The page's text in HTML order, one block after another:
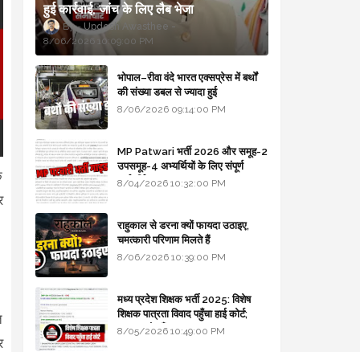
हुई कार्रवाई, जांच के लिए लैब भेजा
Updesh Awasthee
8/06/2026 10:09:00 PM
भोपाल–रीवा वंदे भारत एक्सप्रेस में बर्थों
की संख्या डबल से ज्यादा हुई
8/06/2026 09:14:00 PM
MP Patwari भर्ती 2026 और समूह-2
उपसमूह-4 अभ्यर्थियों के लिए संपूर्ण
मार्गदर्शिका
8/04/2026 10:32:00 PM
राहुकाल से डरना क्यों फायदा उठाइए,
चमत्कारी परिणाम मिलते हैं
8/06/2026 10:39:00 PM
मध्य प्रदेश शिक्षक भर्ती 2025: विशेष
शिक्षक पात्रता विवाद पहुँचा हाई कोर्ट;
सरकार से माँगा जवाब
8/05/2026 10:49:00 PM